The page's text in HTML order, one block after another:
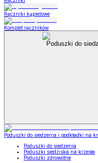
Ręczniki kąpielowe
Komplet ręczników
Poduszki do
Poduszki do siedzenia i podkładki na
Poduszki do siedzenia
Poduszki siedziska na krzesła
Poduszki zdrowotne